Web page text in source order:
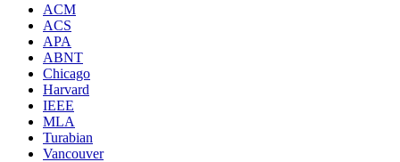
ACM
ACS
APA
ABNT
Chicago
Harvard
IEEE
MLA
Turabian
Vancouver